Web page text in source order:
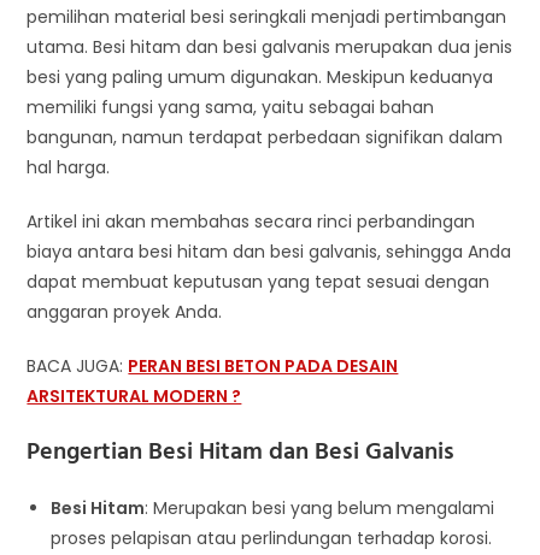
pemilihan material besi seringkali menjadi pertimbangan
utama. Besi hitam dan besi galvanis merupakan dua jenis
besi yang paling umum digunakan. Meskipun keduanya
memiliki fungsi yang sama, yaitu sebagai bahan
bangunan, namun terdapat perbedaan signifikan dalam
hal harga.
Artikel ini akan membahas secara rinci perbandingan
biaya antara besi hitam dan besi galvanis, sehingga Anda
dapat membuat keputusan yang tepat sesuai dengan
anggaran proyek Anda.
BACA JUGA: PERAN BESI BETON PADA DESAIN
ARSITEKTURAL MODERN ?
Pengertian Besi Hitam dan Besi Galvanis
Besi Hitam: Merupakan besi yang belum mengalami
proses pelapisan atau perlindungan terhadap korosi.